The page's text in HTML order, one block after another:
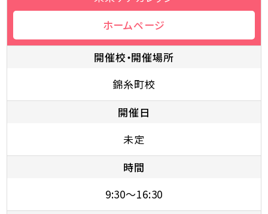
ホームページ
開催校・開催場所
錦糸町校
開催日
未定
時間
9:30～16:30